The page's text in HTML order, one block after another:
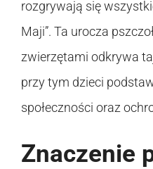
rozgrywają się
Maji”. Ta urocza
zwierzętami odkrywa
przy tym dzieci
społeczności oraz
Znaczenie